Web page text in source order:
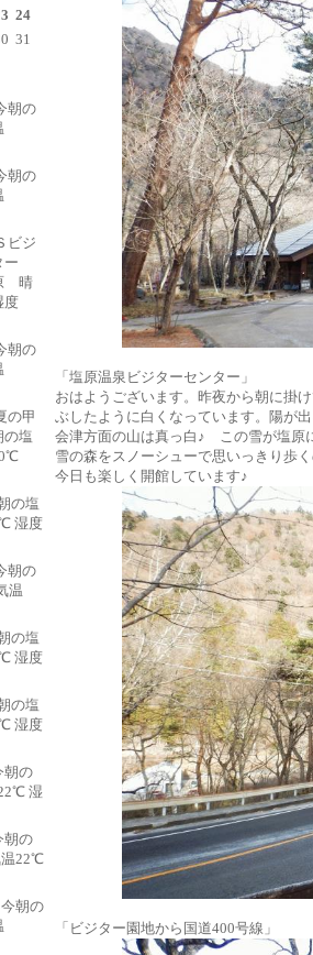
「塩原温泉ビジターセンター」
おはようございます。昨夜から朝に掛
ぶしたように白くなっています。陽が
会津方面の山は真っ白♪ この雪が塩原
雪の森をスノーシューで思いっきり歩
今日も楽しく開館しています♪
「ビジター園地から国道400号線」
24
31
朝の
朝の
ビジ
ー
晴
朝の
の甲
塩
の塩
湿度
朝の
温
の塩
湿度
の塩
湿度
朝の
湿
朝の
温22℃
朝の